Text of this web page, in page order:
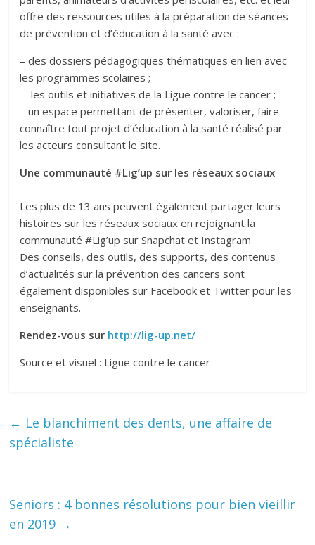
offre des ressources utiles à la préparation de séances
de prévention et d’éducation à la santé avec :
– des dossiers pédagogiques thématiques en lien avec
les programmes scolaires ;
– les outils et initiatives de la Ligue contre le cancer ;
– un espace permettant de présenter, valoriser, faire
connaître tout projet d’éducation à la santé réalisé par
les acteurs consultant le site.
Une communauté #Lig’up sur les réseaux sociaux
Les plus de 13 ans peuvent également partager leurs
histoires sur les réseaux sociaux en rejoignant la
communauté #Lig’up sur Snapchat et Instagram
Des conseils, des outils, des supports, des contenus
d’actualités sur la prévention des cancers sont
également disponibles sur Facebook et Twitter pour les
enseignants.
Rendez-vous sur http://lig-up.net/
Source et visuel : Ligue contre le cancer
← Le blanchiment des dents, une affaire de
spécialiste
Seniors : 4 bonnes résolutions pour bien vieillir
en 2019 →